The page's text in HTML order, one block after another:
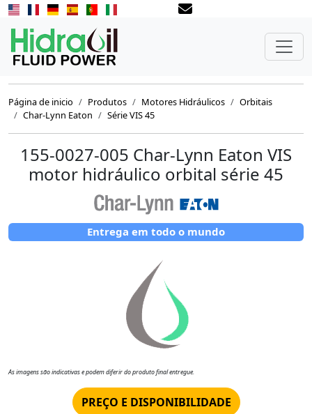
Página de inicio Produtos Motores Hidráulicos
Orbitais
Char-Lynn Eaton
Série VIS 45
155-0027-005 Char-Lynn Eaton VIS
motor hidráulico orbital série 45
Entrega em todo o mundo
As imagens são indicativas e podem diferir do produto final entregue.
PREÇO E DISPONIBILIDADE